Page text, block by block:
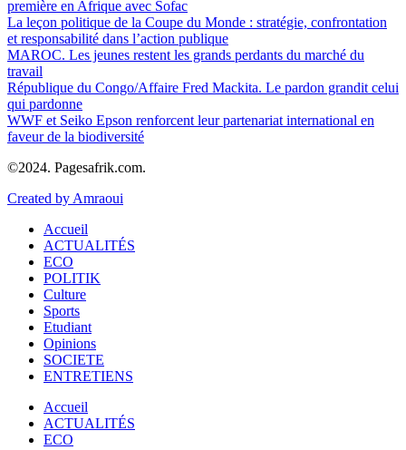
première en Afrique avec Sofac
La leçon politique de la Coupe du Monde : stratégie, confrontation
et responsabilité dans l’action publique
MAROC. Les jeunes restent les grands perdants du marché du
travail
République du Congo/Affaire Fred Mackita. Le pardon grandit celui
qui pardonne
WWF et Seiko Epson renforcent leur partenariat international en
faveur de la biodiversité
©2024. Pagesafrik.com.
Created by Amraoui
Accueil
ACTUALITÉS
ECO
POLITIK
Culture
Sports
Etudiant
Opinions
SOCIETE
ENTRETIENS
Accueil
ACTUALITÉS
ECO